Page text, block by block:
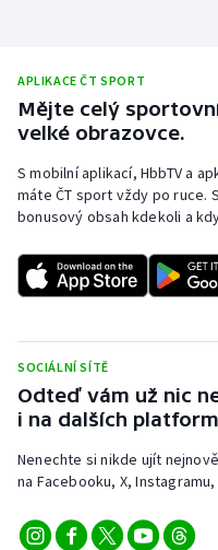
Rychlostní kanoistika
Short track
Sportovní střelba
Stolní tenis
Triatlon
Veslování
Vodní slalom
APLIKACE ČT SPORT
Mějte celý
velké obrazovce.
S mobilní aplikací, HbbTV a
máte ČT sport vždy po ruce.
bonusový obsah kdekoli a
SOCIÁLNÍ SÍTĚ
Odteď vám už nic
i na dalších
Nenechte si nikde ujít
na Facebooku, X,